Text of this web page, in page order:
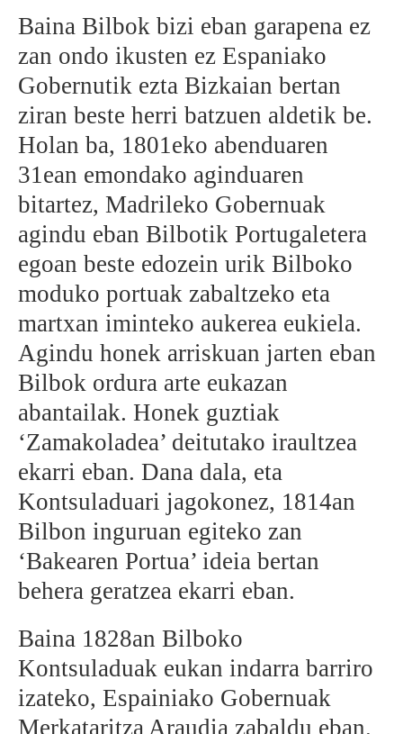
Baina Bilbok bizi eban garapena ez
zan ondo ikusten ez Espaniako
Gobernutik ezta Bizkaian bertan
ziran beste herri batzuen aldetik be.
Holan ba, 1801eko abenduaren
31ean emondako aginduaren
bitartez, Madrileko Gobernuak
agindu eban Bilbotik Portugaletera
egoan beste edozein urik Bilboko
moduko portuak zabaltzeko eta
martxan iminteko aukerea eukiela.
Agindu honek arriskuan jarten eban
Bilbok ordura arte eukazan
abantailak. Honek guztiak
‘Zamakoladea’ deitutako iraultzea
ekarri eban. Dana dala, eta
Kontsuladuari jagokonez, 1814an
Bilbon inguruan egiteko zan
‘Bakearen Portua’ ideia bertan
behera geratzea ekarri eban.
Baina 1828an Bilboko
Kontsuladuak eukan indarra barriro
izateko, Espainiako Gobernuak
Merkataritza Araudia zabaldu eban.